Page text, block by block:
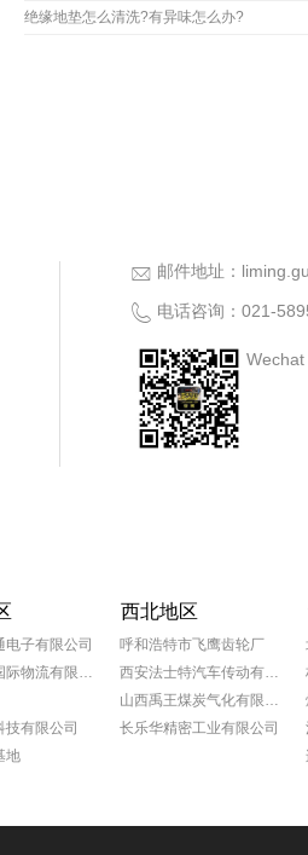
绝缘地垫怎么清洗?有异味怎么办?
邮件地址：
电话咨询： 021-
Wechat
西北地区
电子有限公司
成都一汽国际物流有限公司
技有限公司
地
呼和浩特市飞鹰齿轮厂
西安法士特汽车传动有限责任公司
山西禹王煤炭气化有限公司
长乐华精密工业有限公司